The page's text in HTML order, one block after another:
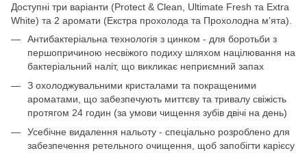
Доступні три варіанти (Protect & Clean, Ultimate Fresh та Extra
White) та 2 аромати (Екстра прохолода та Прохолодна м’ята).
Антибактеріальна технологія з цинком - для боротьби з
першопричиною несвіжого подиху шляхом націлювання на
бактеріальний наліт, що викликає неприємний запах
З охолоджувальними кристалами та покращеними
ароматами, що забезпечують миттєву та тривалу свіжість
протягом 24 годин (за умови чищення зубів двічі на день)
Усебічне видалення нальоту - спеціально розроблено для
забезпечення ретельного очищення, щоб запобігти карієсу